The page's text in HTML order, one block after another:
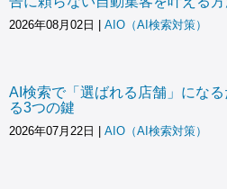
2026年08月02日 AIO（AI検索対策）
AI検索で「選ばれる店舗」にな
る3つの鍵
2026年07月22日 AIO（AI検索対策）